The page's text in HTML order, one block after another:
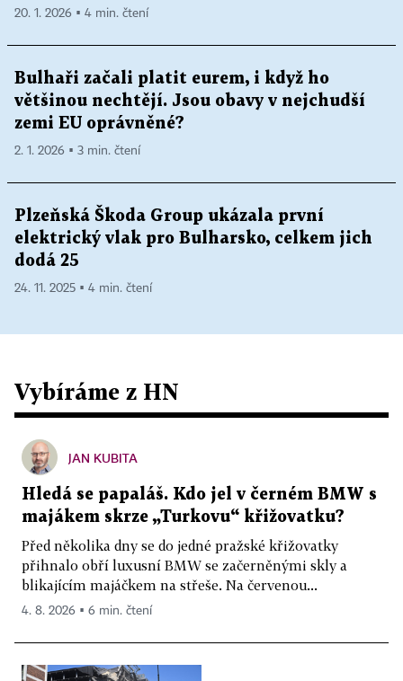
20. 1. 2026 ▪ 4 min. čtení
Bulhaři začali platit eurem, i když ho
většinou nechtějí. Jsou obavy v nejchudší
zemi EU oprávněné?
2. 1. 2026 ▪ 3 min. čtení
Plzeňská Škoda Group ukázala první
elektrický vlak pro Bulharsko, celkem jich
dodá 25
24. 11. 2025 ▪ 4 min. čtení
Vybíráme z HN
JAN KUBITA
Hledá se papaláš. Kdo jel v černém BMW s
majákem skrze „Turkovu“ křižovatku?
Před několika dny se do jedné pražské křižovatky
přihnalo obří luxusní BMW se začerněnými skly a
blikajícím majáčkem na střeše. Na červenou...
4. 8. 2026 ▪ 6 min. čtení